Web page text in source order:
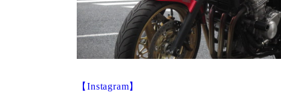
【Instagram】